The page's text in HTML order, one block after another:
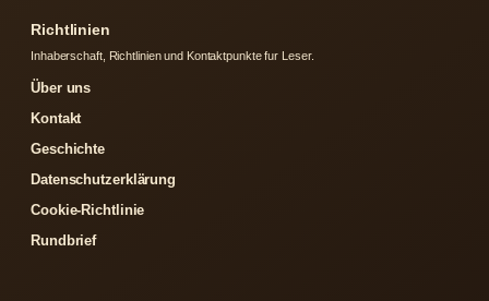
Richtlinien
Inhaberschaft, Richtlinien und Kontaktpunkte fur Leser.
Über uns
Kontakt
Geschichte
Datenschutzerklärung
Cookie-Richtlinie
Rundbrief